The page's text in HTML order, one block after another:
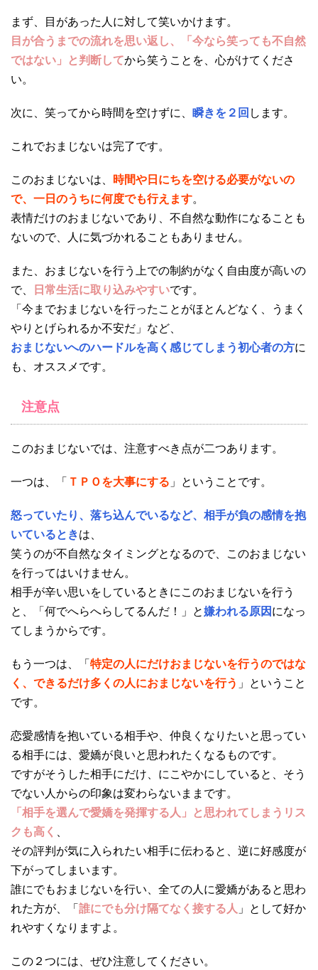
まず、目があった人に対して笑いかけます。
目が合うまでの流れを思い返し、「今なら笑っても不自然
ではない」と判断してから笑うことを、心がけてくださ
い。
次に、笑ってから時間を空けずに、 瞬きを２回 します。
これでおまじないは完了です。
このおまじないは、
時間や日にちを空ける必要がないの
で、一日のうちに何度でも行えます。
表情だけのおまじないであり、不自然な動作になることも
ないので、人に気づかれることもありません。
また、おまじないを行う上での制約がなく自由度が高いの
で、
日常生活に取り込みやすいです。
「今までおまじないを行ったことがほとんどなく、うまく
やりとげられるか不安だ」など、
おまじないへのハードルを高く感じてしまう初心者の方に
も、オススメです。
注意点
このおまじないでは、注意すべき点が二つあります。
一つは、「 ＴＰＯを大事にする 」ということです。
怒っていたり、落ち込んでいるなど、相手が負の感情を抱
いているときは、
笑うのが不自然なタイミングとなるので、このおまじない
を行ってはいけません。
相手が辛い思いをしているときにこのおまじないを行う
と、「何でへらへらしてるんだ！」と嫌われる原因 になっ
てしまうからです。
もう一つは、「 特定の人にだけおまじないを行うのではな
く、できるだけ多くの人におまじないを行う 」ということ
です。
恋愛感情を抱いている相手や、仲良くなりたいと思ってい
る相手には、愛嬌が良いと思われたくなるものです。
ですがそうした相手にだけ、にこやかにしていると、そう
でない人からの印象は変わらないままです。
「相手を選んで愛嬌を発揮する人」と思われてしまうリス
クも高く
その評判が気に入られたい相手に伝わると、逆に好感度が
下がってしまいます。
誰にでもおまじないを行い、全ての人に愛嬌があると思わ
れた方が、「 誰にでも分け隔てなく接する人 」として好か
れやすくなりますよ。
この２つには、ぜひ注意してください。